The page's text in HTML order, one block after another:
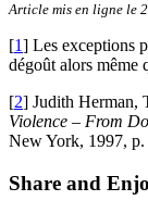
Article mis en ligne le
[1] Les exceptions
dégoût alors même
[2] Judith Herman,
Violence – From
New York, 1997, p.
Share and